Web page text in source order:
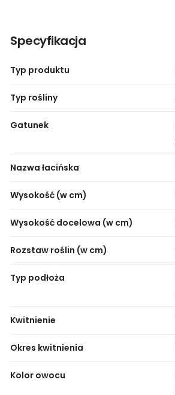
Specyfikacja
Typ produktu
Typ rośliny
Gatunek
Nazwa łacińska
Wysokość (w cm)
Wysokość docelowa (w cm)
Rozstaw roślin (w cm)
Typ podłoża
Kwitnienie
Okres kwitnienia
Kolor owocu